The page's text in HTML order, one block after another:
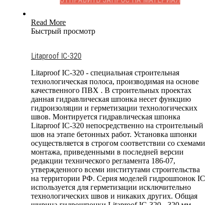
Read More
Быстрый просмотр
Litaproof IC-320
Litaproof IC-320 - специальная строительная
технологическая полоса, производимая на основе
качественного ПВХ . В строительных проектах
данная гидравлическая шпонка несет функцию
гидроизоляции и герметизации технологических
швов. Монтируется гидравлическая шпонка
Litaproof IC-320 непосредственно на строительный
шов на этапе бетонных работ. Установка шпонки
осуществляется в строгом соответствии со схемами
монтажа, приведенными в последней версии
редакции технического регламента 186-07,
утвержденного всеми институтами строительства
на территории РФ. Серия моделей гидрошпонок IC
используется для герметизации исключительно
технологических швов и никаких других. Общая